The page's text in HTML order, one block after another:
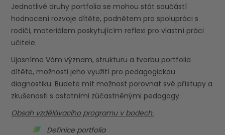
Jednotlivé druhy portfolia se mohou stát součástí
hodnocení rozvoje dítěte, podnětem pro spolupráci s
rodiči, materiálem poskytujícím reflexi pro vlastní práci
učitele.
Ujasníme Vám význam, strukturu a tvorbu portfolia
dítěte, možnosti jeho využití pro pedagogickou
diagnostiku. Budete mít možnost porovnat své přístupy a
zkušenosti s ostatními zúčastněnými pedagogy.
Obsah vzdělávacího programu v bodech:
Definice portfolia